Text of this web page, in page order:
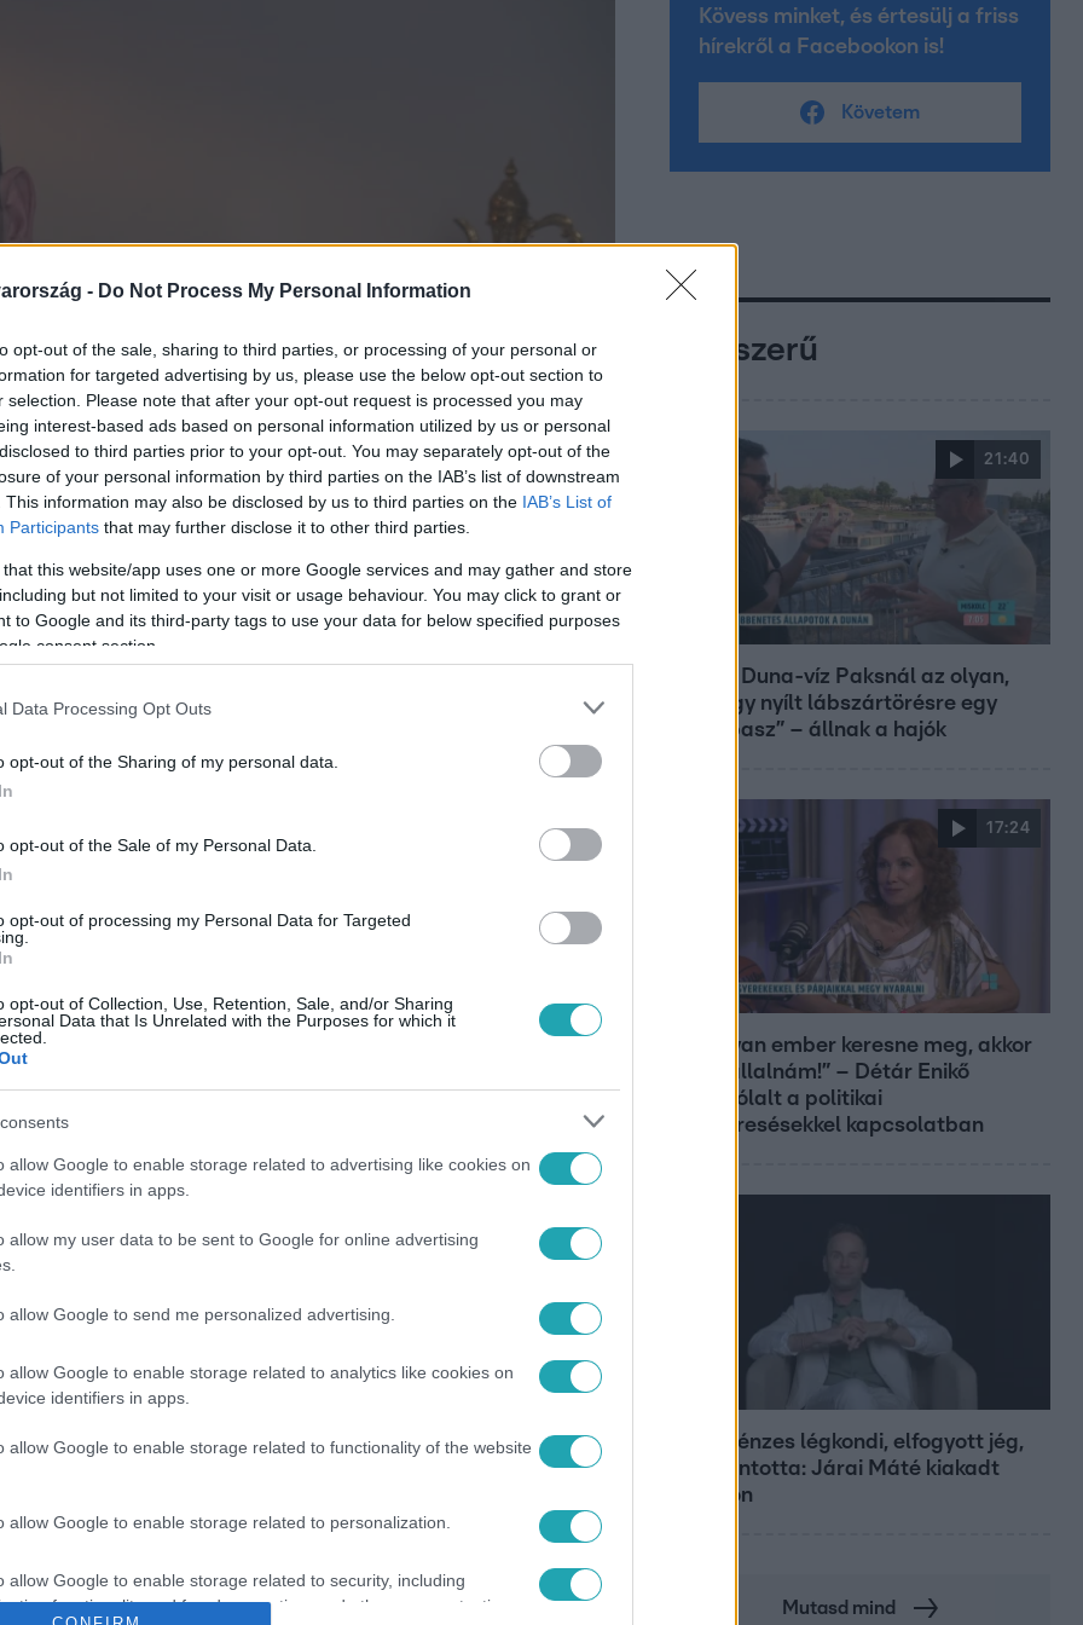
- Do Not Process My Personal Information
opt-out of the sale, sharing to third parties, or processing of your personal or
for targeted advertising by us, please use the below opt-out section to
selection. Please note that after your opt-out request is processed you may
interest-based ads based on personal information utilized by us or personal
to third parties prior to your opt-out. You may separately opt-out of the
of your personal information by third parties on the IAB’s list of downstream
This information may also be disclosed by us to third parties on the IAB’s List of
Participants that may further disclose it to other third parties.
that this website/app uses one or more Google services and may gather and store
but not limited to your visit or usage behaviour. You may click to grant or
to Google and its third-party tags to use your data for below specified purposes
consent section.
Data Processing Opt Outs
opt-out of the Sharing of my personal data.
opt-out of the Sale of my Personal Data.
opt-out of processing my Personal Data for Targeted
opt-out of Collection, Use, Retention, Sale, and/or Sharing
Data that Is Unrelated with the Purposes for which it
allow Google to enable storage related to advertising like cookies on
identifiers in apps.
allow my user data to be sent to Google for online advertising
allow Google to send me personalized advertising.
allow Google to enable storage related to analytics like cookies on
identifiers in apps.
allow Google to enable storage related to functionality of the website
allow Google to enable storage related to personalization.
allow Google to enable storage related to security, including
functionality and fraud prevention, and other user protection.
után végre tényleg révbe ért:
dátum kapcsán pedig érzelmes
meg gondolatait.
legyen a Google-találatokban!
Kövess minket, és értesülj a friss
hírekről a Facebookon is!
Követem
Népszerű
21:40
„10 cm Duna-víz Paksnál az olyan,
mint egy nyílt lábszártörésre egy
sebtapasz” – állnak a hajók
17:24
„Ha olyan ember keresne meg, akkor
sem vállalnám!” – Détár Enikő
megszólalt a politikai
megkeresésekkel kapcsolatban
Pluszpénzes légkondi, elfogyott jég,
zöld rántotta: Járai Máté kiakadt
Siófokon
Mutasd mind